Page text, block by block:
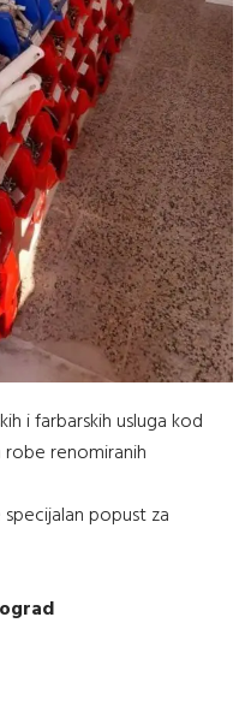
i farbarskih usluga kod
renomiranih
popust za